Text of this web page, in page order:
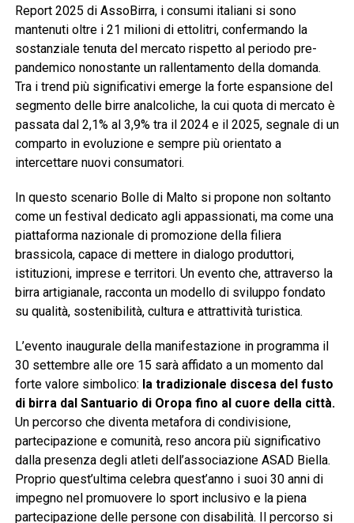
Report 2025 di AssoBirra, i consumi italiani si sono
mantenuti oltre i 21 milioni di ettolitri, confermando la
sostanziale tenuta del mercato rispetto al periodo pre-
pandemico nonostante un rallentamento della domanda.
Tra i trend più significativi emerge la forte espansione del
segmento delle birre analcoliche, la cui quota di mercato è
passata dal 2,1% al 3,9% tra il 2024 e il 2025, segnale di un
comparto in evoluzione e sempre più orientato a
intercettare nuovi consumatori.
In questo scenario Bolle di Malto si propone non soltanto
come un festival dedicato agli appassionati, ma come una
piattaforma nazionale di promozione della filiera
brassicola, capace di mettere in dialogo produttori,
istituzioni, imprese e territori. Un evento che, attraverso la
birra artigianale, racconta un modello di sviluppo fondato
su qualità, sostenibilità, cultura e attrattività turistica.
L’evento inaugurale della manifestazione in programma il
30 settembre alle ore 15 sarà affidato a un momento dal
forte valore simbolico: la tradizionale discesa del fusto
di birra dal Santuario di Oropa fino al cuore della città.
Un percorso che diventa metafora di condivisione,
partecipazione e comunità, reso ancora più significativo
dalla presenza degli atleti dell’associazione ASAD Biella.
Proprio quest’ultima celebra quest’anno i suoi 30 anni di
impegno nel promuovere lo sport inclusivo e la piena
partecipazione delle persone con disabilità. Il percorso si